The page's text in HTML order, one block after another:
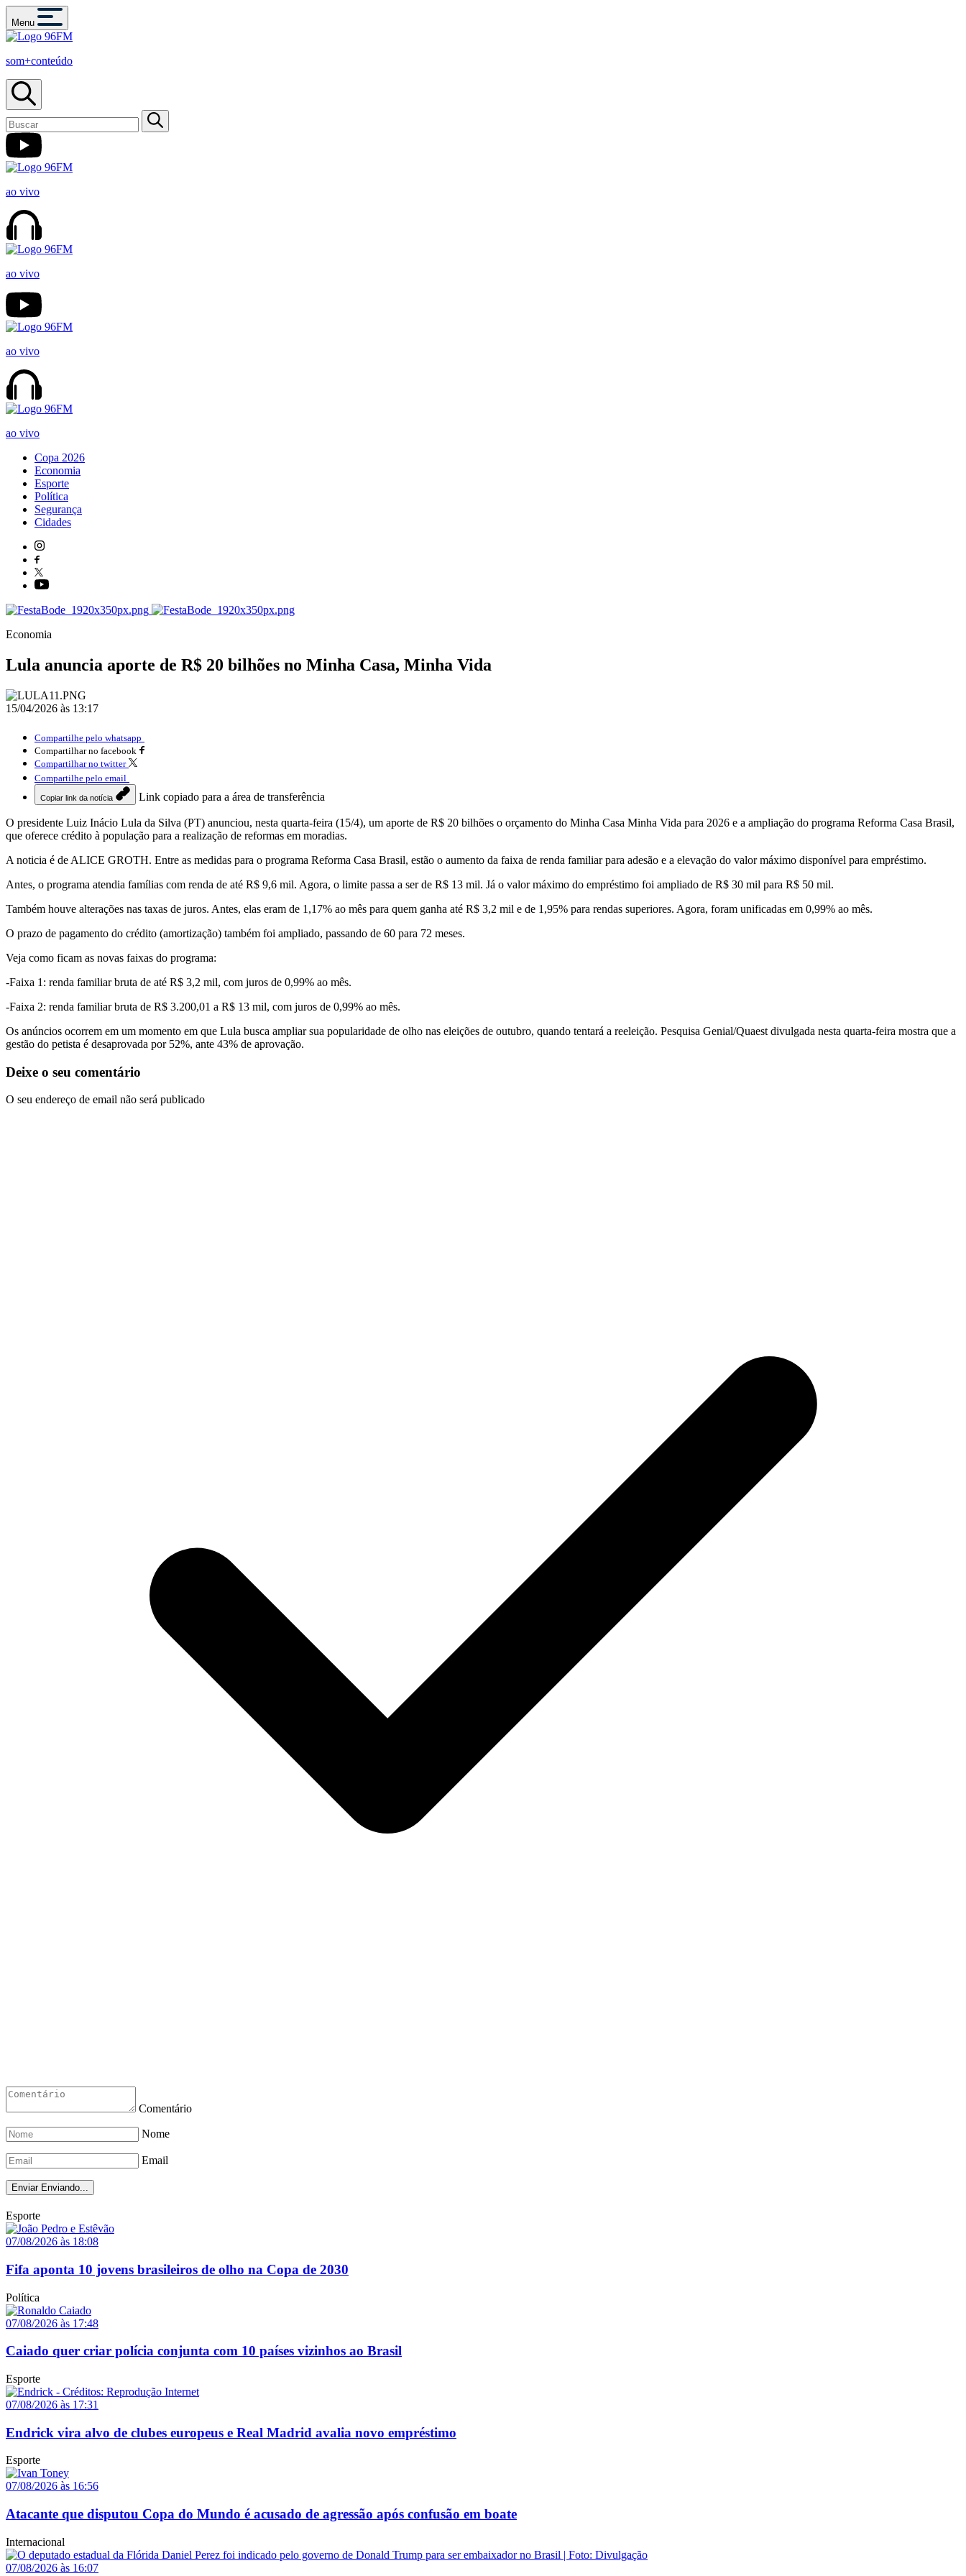
Menu
som+conteúdo
ao vivo
ao vivo
ao vivo
ao vivo
Copa 2026
Economia
Esporte
Política
Segurança
Cidades
Economia
Lula anuncia aporte de R$ 20 bilhões no Minha Casa, Minha Vida
15/04/2026 às 13:17
Compartilhe pelo whatsapp
Compartilhar no facebook
Compartilhar no twitter
Compartilhe pelo email
Copiar link da notícia Link copiado para a área de transferência
O presidente Luiz Inácio Lula da Silva (PT) anunciou, nesta quarta-feira (15/4), um aporte de R$ 20 bilhões o orçamento do Minha Casa Minha Vida para 2026 e a ampliação do programa Reforma Casa Brasil,
que oferece crédito à população para a realização de reformas em moradias.
A noticia é de ALICE GROTH. Entre as medidas para o programa Reforma Casa Brasil, estão o aumento da faixa de renda familiar para adesão e a elevação do valor máximo disponível para empréstimo.
Antes, o programa atendia famílias com renda de até R$ 9,6 mil. Agora, o limite passa a ser de R$ 13 mil. Já o valor máximo do empréstimo foi ampliado de R$ 30 mil para R$ 50 mil.
Também houve alterações nas taxas de juros. Antes, elas eram de 1,17% ao mês para quem ganha até R$ 3,2 mil e de 1,95% para rendas superiores. Agora, foram unificadas em 0,99% ao mês.
O prazo de pagamento do crédito (amortização) também foi ampliado, passando de 60 para 72 meses.
Veja como ficam as novas faixas do programa:
-Faixa 1: renda familiar bruta de até R$ 3,2 mil, com juros de 0,99% ao mês.
-Faixa 2: renda familiar bruta de R$ 3.200,01 a R$ 13 mil, com juros de 0,99% ao mês.
Os anúncios ocorrem em um momento em que Lula busca ampliar sua popularidade de olho nas eleições de outubro, quando tentará a reeleição. Pesquisa Genial/Quaest divulgada nesta quarta-feira mostra que a
gestão do petista é desaprovada por 52%, ante 43% de aprovação.
Deixe o seu comentário
O seu endereço de email não será publicado
Comentário
Nome
Email
Enviar Enviando...
Esporte
07/08/2026 às 18:08
Fifa aponta 10 jovens brasileiros de olho na Copa de 2030
Política
07/08/2026 às 17:48
Caiado quer criar polícia conjunta com 10 países vizinhos ao Brasil
Esporte
07/08/2026 às 17:31
Endrick vira alvo de clubes europeus e Real Madrid avalia novo empréstimo
Esporte
07/08/2026 às 16:56
Atacante que disputou Copa do Mundo é acusado de agressão após confusão em boate
Internacional
07/08/2026 às 16:07